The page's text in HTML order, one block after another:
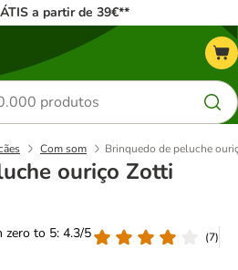
a partir de 39€**
Com som Brinquedo de peluche
ouriço Zotti
zero to 5: 4.3/5
(7)